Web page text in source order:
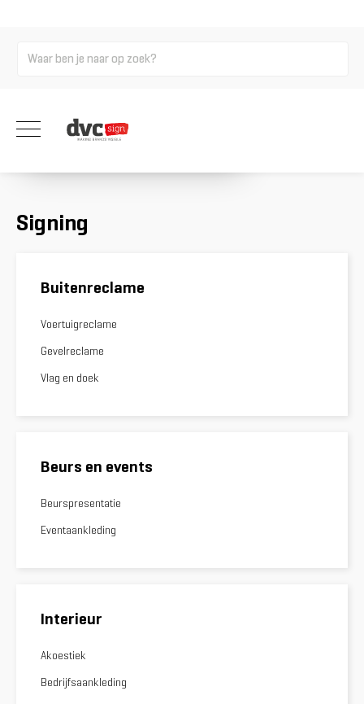
Aankleding en inrichting
Bekijk alle indoor reclame
Signing
Buitenreclame
Voertuigreclame
Gevelreclame
Vlag en doek
Beurs en events
Beurspresentatie
Eventaankleding
Interieur
Akoestiek
Bedrijfsaankleding